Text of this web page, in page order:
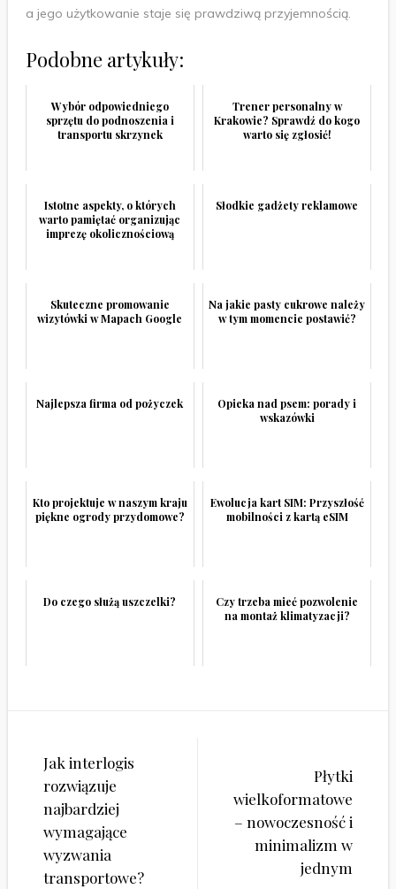
a jego użytkowanie staje się prawdziwą przyjemnością.
Podobne artykuły:
Wybór odpowiedniego
sprzętu do podnoszenia i
transportu skrzynek
Trener personalny w
Krakowie? Sprawdź do kogo
warto się zgłosić!
Istotne aspekty, o których
warto pamiętać organizując
imprezę okolicznościową
Słodkie gadżety reklamowe
Skuteczne promowanie
wizytówki w Mapach Google
Na jakie pasty cukrowe należy
w tym momencie postawić?
Najlepsza firma od pożyczek
Opieka nad psem: porady i
wskazówki
Kto projektuje w naszym kraju
piękne ogrody przydomowe?
Ewolucja kart SIM: Przyszłość
mobilności z kartą eSIM
Do czego służą uszczelki?
Czy trzeba mieć pozwolenie
na montaż klimatyzacji?
Nawigacja
wpisu
Jak interlogis
rozwiązuje
najbardziej
wymagające
wyzwania
transportowe?
Płytki
wielkoformatowe
– nowoczesność i
minimalizm w
jednym